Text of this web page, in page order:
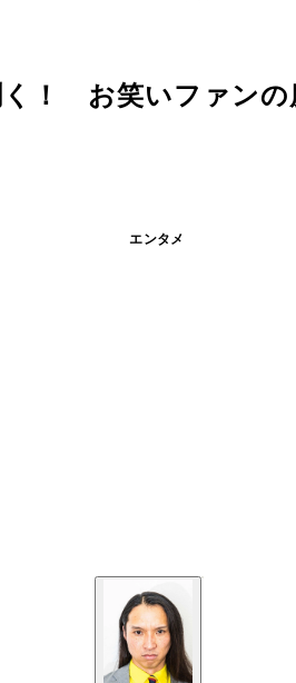
く！ お笑いファン
エンタメ